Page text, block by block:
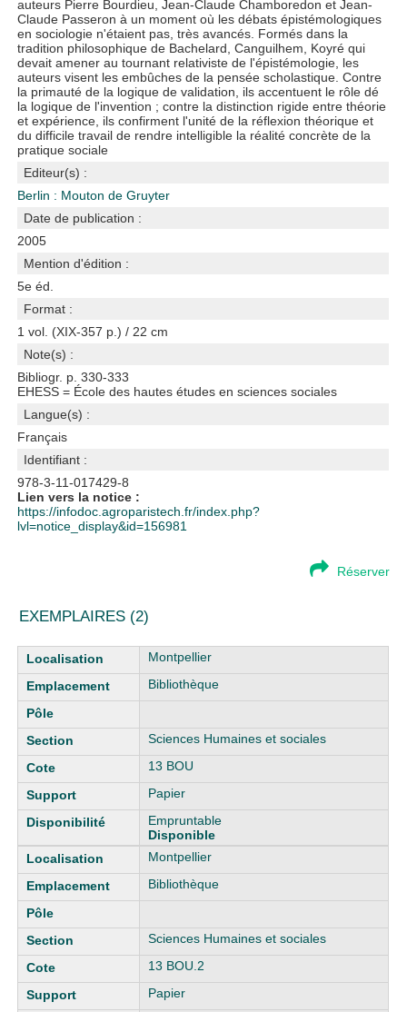
auteurs Pierre Bourdieu, Jean-Claude Chamboredon et Jean-
Claude Passeron à un moment où les débats épistémologiques
en sociologie n'étaient pas, très avancés. Formés dans la
tradition philosophique de Bachelard, Canguilhem, Koyré qui
devait amener au tournant relativiste de l'épistémologie, les
auteurs visent les embûches de la pensée scholastique. Contre
la primauté de la logique de validation, ils accentuent le rôle dé
la logique de l'invention ; contre la distinction rigide entre théorie
et expérience, ils confirment l'unité de la réflexion théorique et
du difficile travail de rendre intelligible la réalité concrète de la
pratique sociale
Editeur(s) :
Berlin : Mouton de Gruyter
Date de publication :
2005
Mention d'édition :
5e éd.
Format :
1 vol. (XIX-357 p.) / 22 cm
Note(s) :
Bibliogr. p. 330-333
EHESS = École des hautes études en sciences sociales
Langue(s) :
Français
Identifiant :
978-3-11-017429-8
Lien vers la notice :
https://infodoc.agroparistech.fr/index.php?
lvl=notice_display&id=156981
Réserver
EXEMPLAIRES (2)
Liste des exemplaires
Montpellier
Bibliothèque
Sciences Humaines et sociales
13 BOU
Papier
Empruntable
Disponible
Montpellier
Bibliothèque
Sciences Humaines et sociales
13 BOU.2
Papier